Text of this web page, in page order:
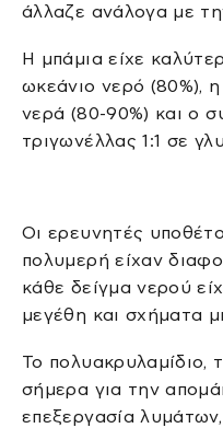
άλλαζε ανάλογα με
Η μπάμια είχε
ωκεάνιο νερό (80%),
νερά (80-90%) και ο
τριγωνέλλας 1:1 σε
Οι ερευνητές
πολυμερή είχαν
κάθε δείγμα νερού
μεγέθη και σχήματα
Το πολυακρυλαμίδιο,
σήμερα για την
επεξεργασία